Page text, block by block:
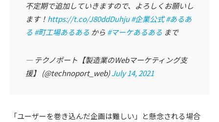
不定期で追加していきますので、よろしくお願いし
ます！ https://t.co/J80ddDuhju#企業公式#あるあ
る #町工場あるある から #マーケあるある まで
— テクノポート【製造業のWebマーケティング支
援】 (@technoport_web)July 14, 2021
「ユーザーを巻き込んだ企画は難しい」と懸念される場合